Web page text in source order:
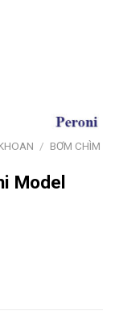
/ BƠM CHÌM
Model